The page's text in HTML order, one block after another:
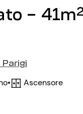
-
• Ascensore